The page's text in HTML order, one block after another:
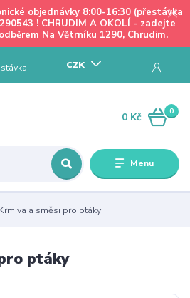
objednávky 8:00-16:30 (přestávka
! CHRUDIM A OKOLÍ - zadejte
Na Větrníku 1290, Chrudim.
Menu
CZK
0
0 Kč
Krmiva a směsi pro ptáky
ptáky